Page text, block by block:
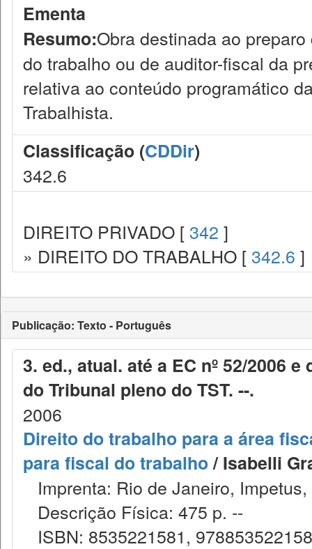
Ementa
Resumo:Obra destinada ao
do trabalho ou de auditor-fiscal da
relativa ao conteúdo programático
Trabalhista.
Classificação (CDDir)
342.6
DIREITO PRIVADO [ 342 ]
» DIREITO DO TRABALHO [ 342.6 ]
Publicação: Texto - Português
3. ed., atual. até a EC nº 52/2006
do Tribunal pleno do TST. --.
2006
Direito do trabalho para a área
para fiscal do trabalho/ Isabelli
Imprenta: Rio de Janeiro,
Descrição Física: 475 p. --
ISBN: 8535221581,